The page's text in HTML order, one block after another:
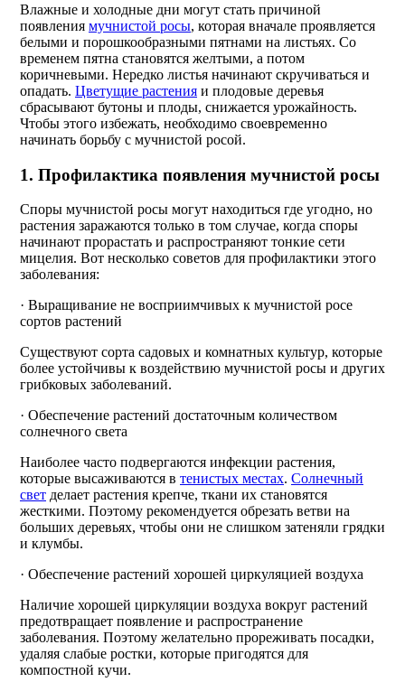
Влажные и холодные дни могут стать причиной
появления мучнистой росы, которая вначале проявляется
белыми и порошкообразными пятнами на листьях. Со
временем пятна становятся желтыми, а потом
коричневыми. Нередко листья начинают скручиваться и
опадать. Цветущие растения и плодовые деревья
сбрасывают бутоны и плоды, снижается урожайность.
Чтобы этого избежать, необходимо своевременно
начинать борьбу с мучнистой росой.
1. Профилактика появления мучнистой росы
Споры мучнистой росы могут находиться где угодно, но
растения заражаются только в том случае, когда споры
начинают прорастать и распространяют тонкие сети
мицелия. Вот несколько советов для профилактики этого
заболевания:
· Выращивание не восприимчивых к мучнистой росе
сортов растений
Существуют сорта садовых и комнатных культур, которые
более устойчивы к воздействию мучнистой росы и других
грибковых заболеваний.
· Обеспечение растений достаточным количеством
солнечного света
Наиболее часто подвергаются инфекции растения,
которые высаживаются в тенистых местах. Солнечный
свет делает растения крепче, ткани их становятся
жесткими. Поэтому рекомендуется обрезать ветви на
больших деревьях, чтобы они не слишком затеняли грядки
и клумбы.
· Обеспечение растений хорошей циркуляцией воздуха
Наличие хорошей циркуляции воздуха вокруг растений
предотвращает появление и распространение
заболевания. Поэтому желательно прореживать посадки,
удаляя слабые ростки, которые пригодятся для
компостной кучи.